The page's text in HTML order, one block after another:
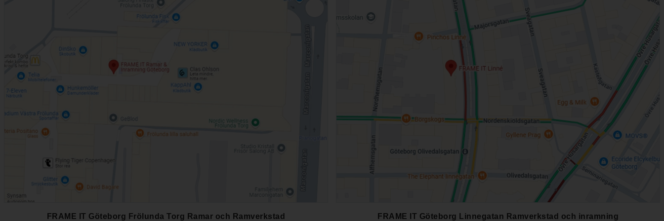
FRAME IT Göteborg Frölunda Torg Ramar och Ramverkstad FRAME IT Göteborg Linnegatan Ramverkstad och inramning